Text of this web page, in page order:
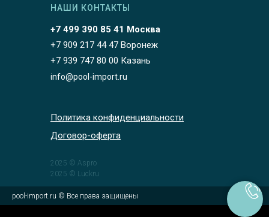
2025 © Aspro
2025 © Luckru
+7 499 390 85 41 Москва
НАШИ КОНТАКТЫ
+7 909 217 44 47 Воронеж
+7 939 747 80 00 Казань
info@pool-import.ru
Политика конфиденциальности
Договор-оферта
pool-import.ru © Все права защищены